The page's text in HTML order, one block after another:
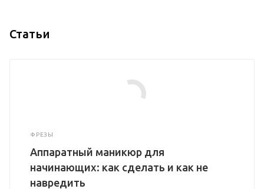
Статьи
ФРЕЗЫ
Аппаратный маникюр для
начинающих: как сделать и как не
навредить